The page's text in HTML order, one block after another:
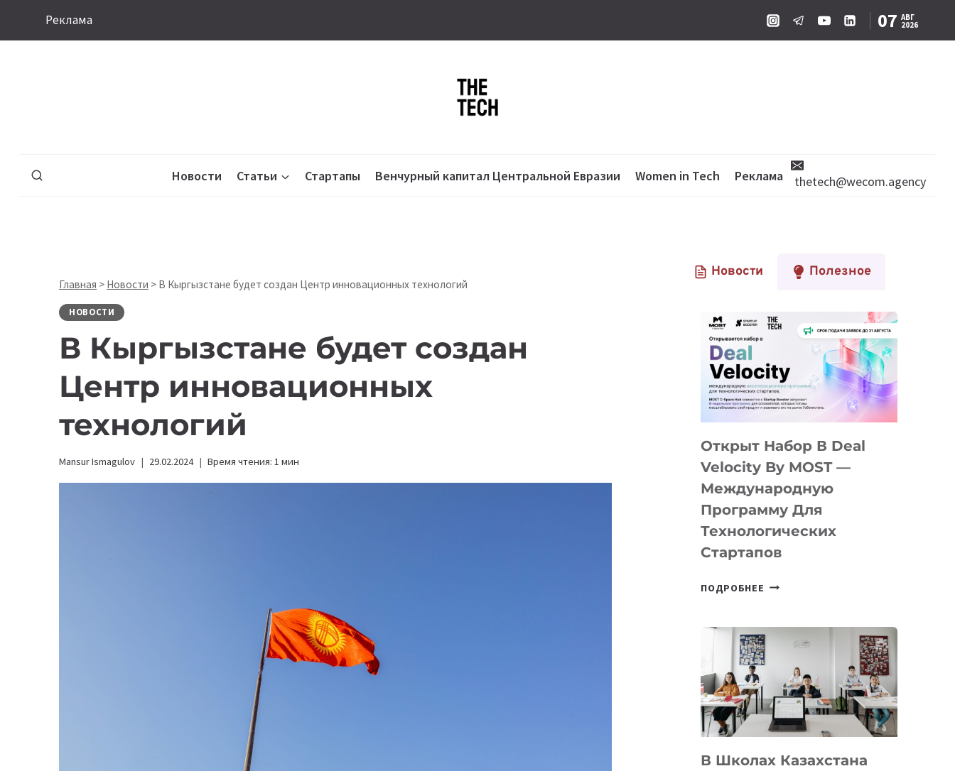
Реклама 07 АВГ
2026
Новости Статьи Стартапы Венчурный капитал Центральной Евразии Women in Tech Реклама thetech@wecom.agency
Главная > Новости > В Кыргызстане будет создан Центр инновационных технологий
НОВОСТИ
В Кыргызстане будет создан
Центр инновационных
технологий
Mansur Ismagulov 29.02.2024 Время чтения: 1 мин
Новости Полезное
Открыт Набор В Deal
Velocity By MOST —
Международную
Программу Для
Технологических
Стартапов
ПОДРОБНЕЕ ОТКРЫТ
DEAL
VELOCITY
MOST
—
МЕЖДУНАРОДНУЮ
ДЛЯ
В Школах Казахстана